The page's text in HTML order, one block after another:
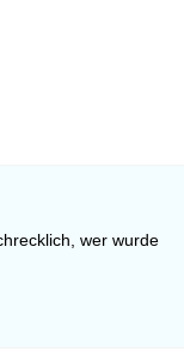
wer wurde